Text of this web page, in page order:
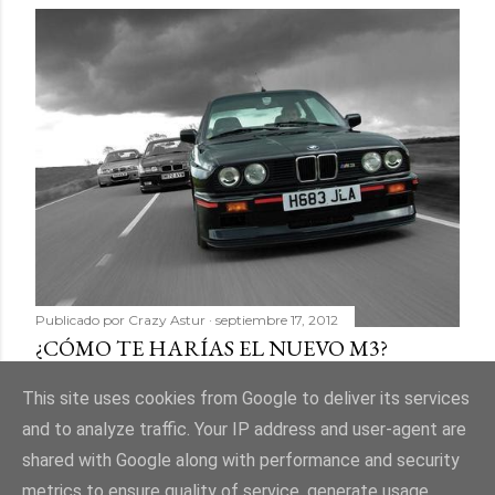
Publicado por Crazy Astur septiembre 17, 2012
¿CÓMO TE HARÍAS EL NUEVO M3?
This site uses cookies from Google to deliver its services
and to analyze traffic. Your IP address and user-agent are
shared with Google along with performance and security